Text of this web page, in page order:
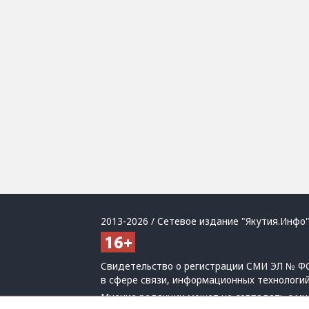
2013-2026 / Сетевое издание
Свидетельство о регистрации СМИ ЭЛ №
в сфере связи, информационных
Мнение редакции может не совпадать с